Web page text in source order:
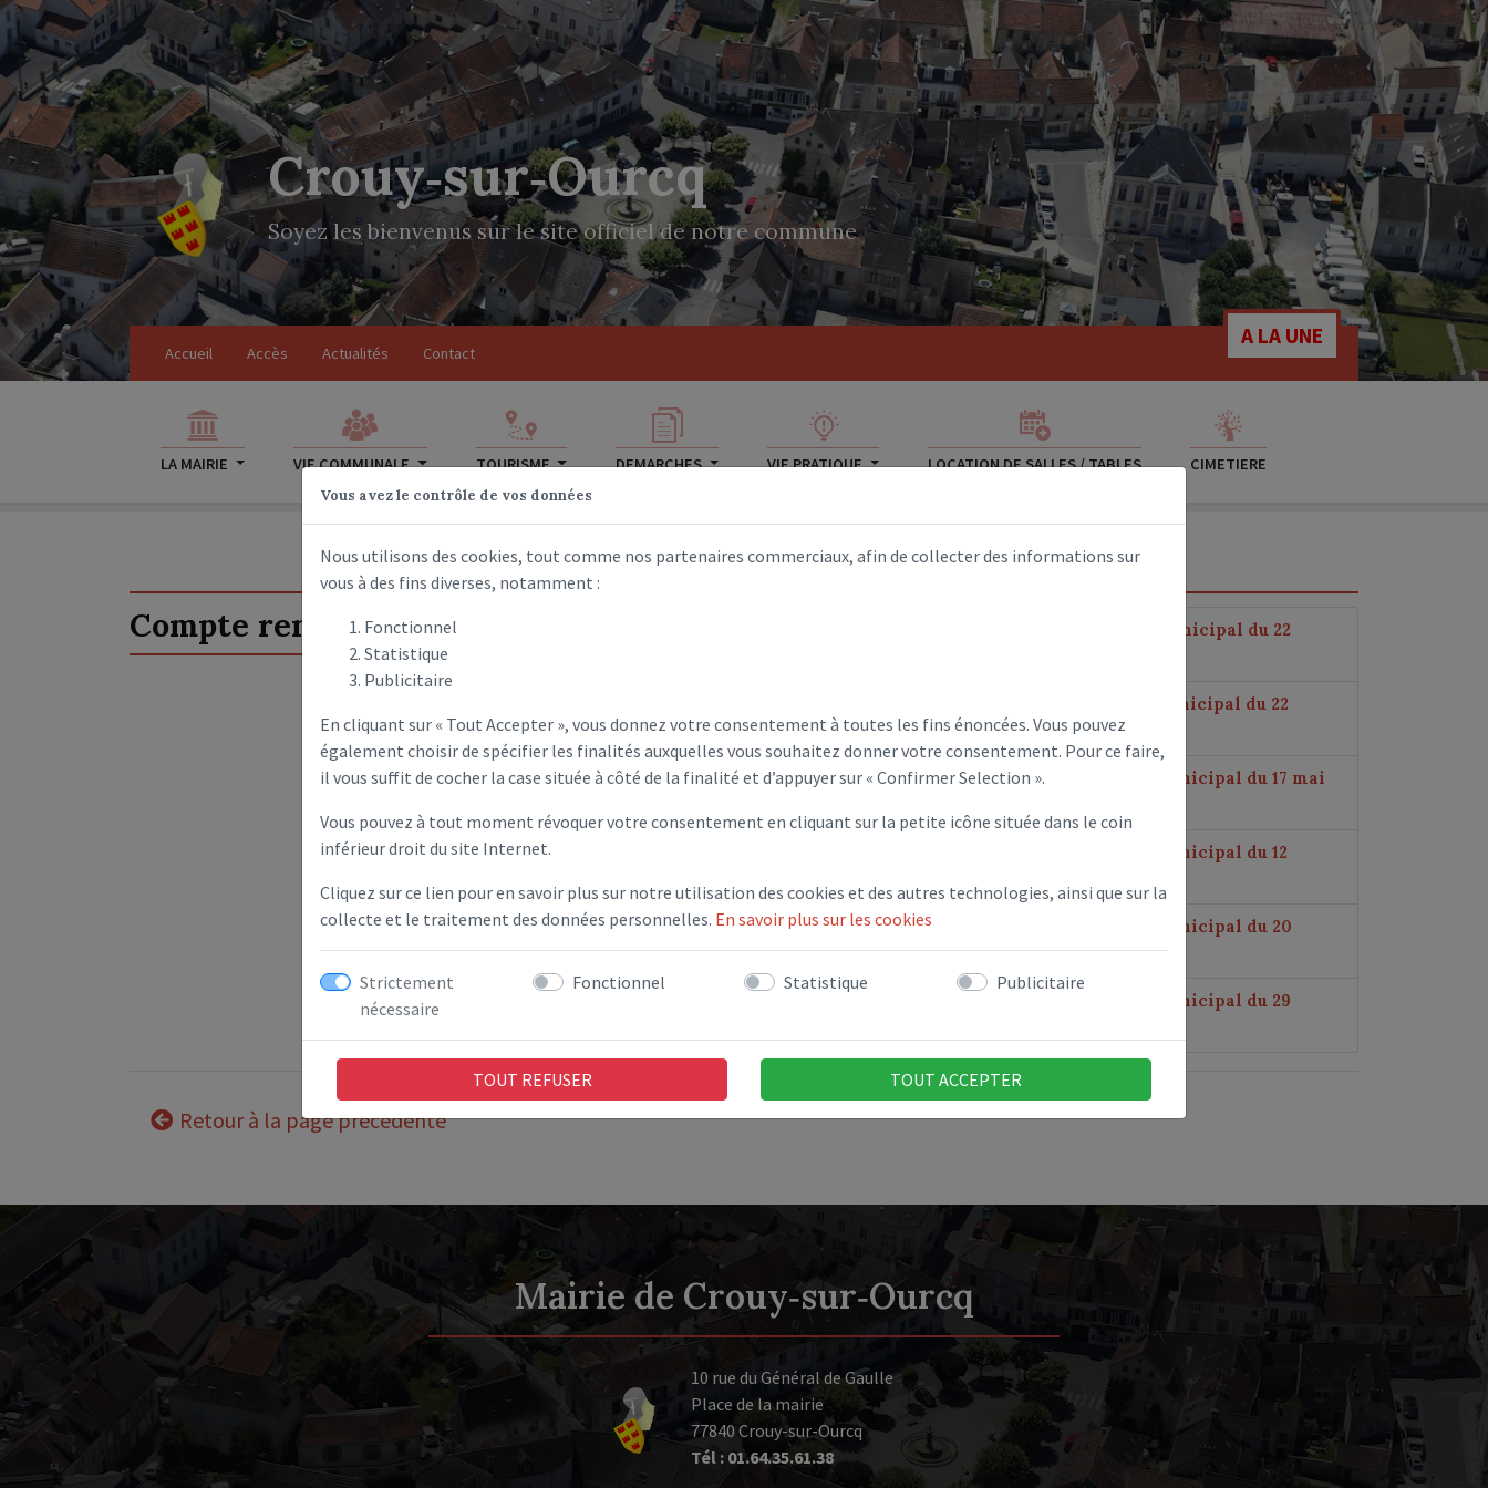
Vous avez le contrôle de vos données
Nous utilisons des cookies, tout comme nos partenaires commerciaux, afin de collecter des informations sur
vous à des fins diverses, notamment :
Fonctionnel
Statistique
Publicitaire
En cliquant sur « Tout Accepter », vous donnez votre consentement à toutes les fins énoncées. Vous pouvez
également choisir de spécifier les finalités auxquelles vous souhaitez donner votre consentement. Pour ce faire,
il vous suffit de cocher la case située à côté de la finalité et d’appuyer sur « Confirmer Selection ».
Vous pouvez à tout moment révoquer votre consentement en cliquant sur la petite icône située dans le coin
inférieur droit du site Internet.
Cliquez sur ce lien pour en savoir plus sur notre utilisation des cookies et des autres technologies, ainsi que sur la
collecte et le traitement des données personnelles. En savoir plus sur les cookies
Strictement
nécessaire
Fonctionnel Statistique Publicitaire
TOUT REFUSER TOUT ACCEPTER
Crouy‑sur‑Ourcq
Soyez les bienvenus sur le site officiel de notre commune
Accueil Accès Actualités Contact
A LA UNE
LA MAIRIE VIE COMMUNALE TOURISME DEMARCHES VIE PRATIQUE LOCATION DE SALLES / TABLES CIMETIERE
Compte rendu de conseil municipal Compte rendu de conseil municipal 2013
Compte rendu de conseil municipal 2013
Compte rendu du Conseil municipal du 22
compte rendu du conseil municipal du 22
mars 2013
Compte rendu du conseil municipal du 17 mai
Compte rendu du conseil municipal du 12
Compte rendu du conseil municipal du 20
septembre 2013
Compte rendu du conseil municipal du 29
Retour à la page précédente
Mairie de Crouy‑sur‑Ourcq
10 rue du Général de Gaulle
Place de la mairie
77840 Crouy-sur-Ourcq
Tél : 01.64.35.61.38